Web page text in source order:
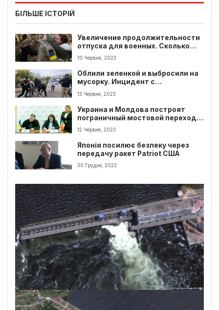
БІЛЬШЕ ІСТОРІЙ
Увеличение продолжительности
отпуска для военных. Сколько
дней и какие условия
10 Червня, 2023
Облили зеленкой и выбросили на
мусорку. Инцидент с
Чорноволом
13 Червня, 2023
Украина и Молдова построят
пограничный мостовой переход.
Детали договоренности
12 Червня, 2023
Японія посилює безпеку через
передачу ракет Patriot США
30 Грудня, 2023